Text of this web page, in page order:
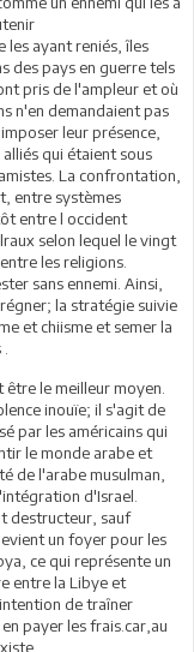
les ayant reniés, îles
des pays en guerre tels
pris de l'ampleur et où
n'en demandaient pas
leur présence,
qui étaient sous
La confrontation,
entre systèmes
entre l occident
selon lequel le vingt
les religions.
sans ennemi. Ainsi,
la stratégie suivie
et chiisme et semer la
le meilleur moyen.
inouïe; il s'agit de
par les américains qui
le monde arabe et
de l'arabe musulman,
d'Israel.
destructeur, sauf
un foyer pour les
ce qui représente un
entre la Libye et
de traîner
payer les frais.car,au